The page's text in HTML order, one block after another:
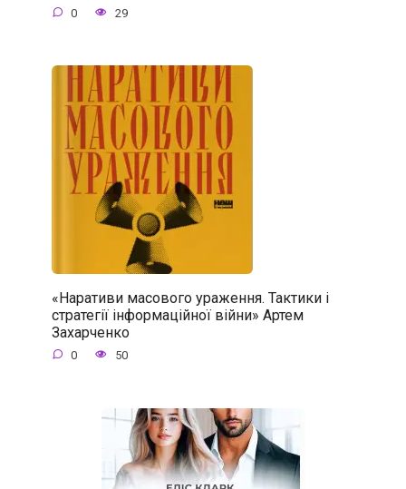
0 29
«Наративи масового ураження. Тактики і
стратегії інформаційної війни» Артем
Захарченко
0 50